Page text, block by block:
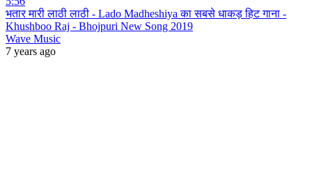
भतार मारी लाठी लाठी - Lado Madheshiya का सबसे धाकड़ हिट गाना -
Khushboo Raj - Bhojpuri New Song 2019
Wave Music
7 years ago